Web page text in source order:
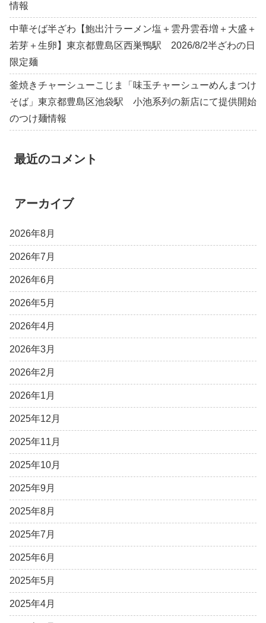
情報
中華そば半ざわ【鮑出汁ラーメン塩＋雲丹雲吞増＋大盛＋
若芽＋生卵】東京都豊島区西巣鴨駅 2026/8/2半ざわの日
限定麺
釜焼きチャーシューこじま「味玉チャーシューめんまつけ
そば」東京都豊島区池袋駅 小池系列の新店にて提供開始
のつけ麺情報
最近のコメント
アーカイブ
2026年8月
2026年7月
2026年6月
2026年5月
2026年4月
2026年3月
2026年2月
2026年1月
2025年12月
2025年11月
2025年10月
2025年9月
2025年8月
2025年7月
2025年6月
2025年5月
2025年4月